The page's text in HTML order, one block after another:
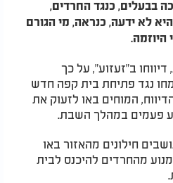
בבעלים, כנגד החרדים,
לא ידעה, כנראה, מי הגורם
היוזמה.
ב"זעזוע", על כך
נגד פתיחת בית קפה חדש
המוחים באו לזעוק את
פעמים במהלך השבת.
חילונים מהאזור באו
מהחרדים להיכנס לבית